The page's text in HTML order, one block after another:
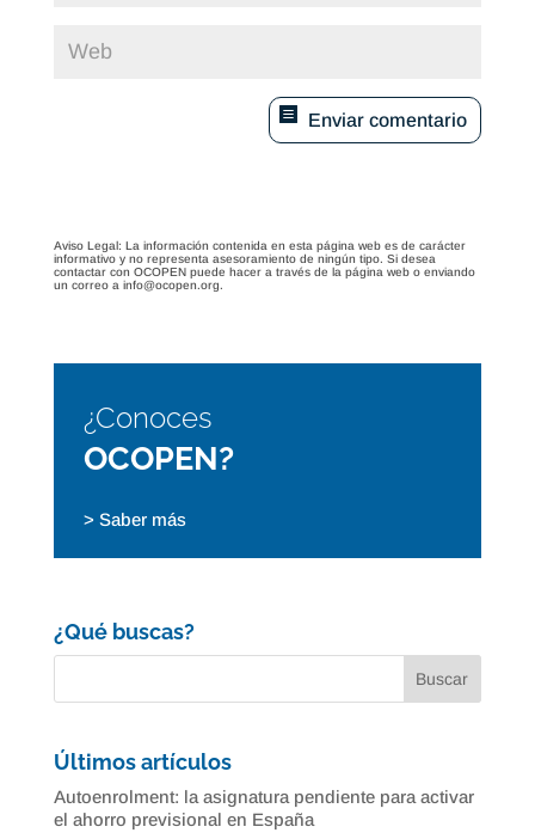
Enviar comentario
Aviso Legal: La información contenida en esta página web es de carácter
informativo y no representa asesoramiento de ningún tipo. Si desea
contactar con OCOPEN puede hacer a través de la página web o enviando
un correo a info@ocopen.org.
¿Conoces
OCOPEN?
> Saber más
¿Qué buscas?
Últimos artículos
Autoenrolment: la asignatura pendiente para activar
el ahorro previsional en España